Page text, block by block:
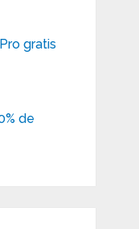
gratis
de